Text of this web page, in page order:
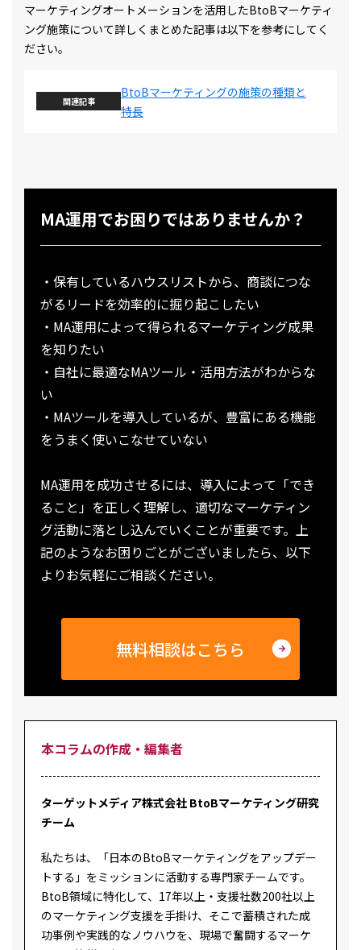
マーケティングオートメーションを活用したBtoBマーケティ
ング施策について詳しくまとめた記事は以下を参考にしてく
ださい。
関連記事
BtoBマーケティングの施策の種類と
特長
MA運用でお困りではありませんか？
・保有しているハウスリストから、商談につな
がるリードを効率的に掘り起こしたい
・MA運用によって得られるマーケティング成果
を知りたい
・自社に最適なMAツール・活用方法がわからな
い
・MAツールを導入しているが、豊富にある機能
をうまく使いこなせていない
MA運用を成功させるには、導入によって「でき
ること」を正しく理解し、適切なマーケティン
グ活動に落とし込んでいくことが重要です。上
記のようなお困りごとがございましたら、以下
よりお気軽にご相談ください。
無料相談はこちら
本コラムの作成・編集者
ターゲットメディア株式会社 BtoBマーケティング研究
チーム
私たちは、「日本のBtoBマーケティングをアップデー
トする」をミッションに活動する専門家チームです。
BtoB領域に特化して、17年以上・支援社数200社以上
のマーケティング支援を手掛け、そこで蓄積された成
功事例や実践的なノウハウを、現場で奮闘するマーケ